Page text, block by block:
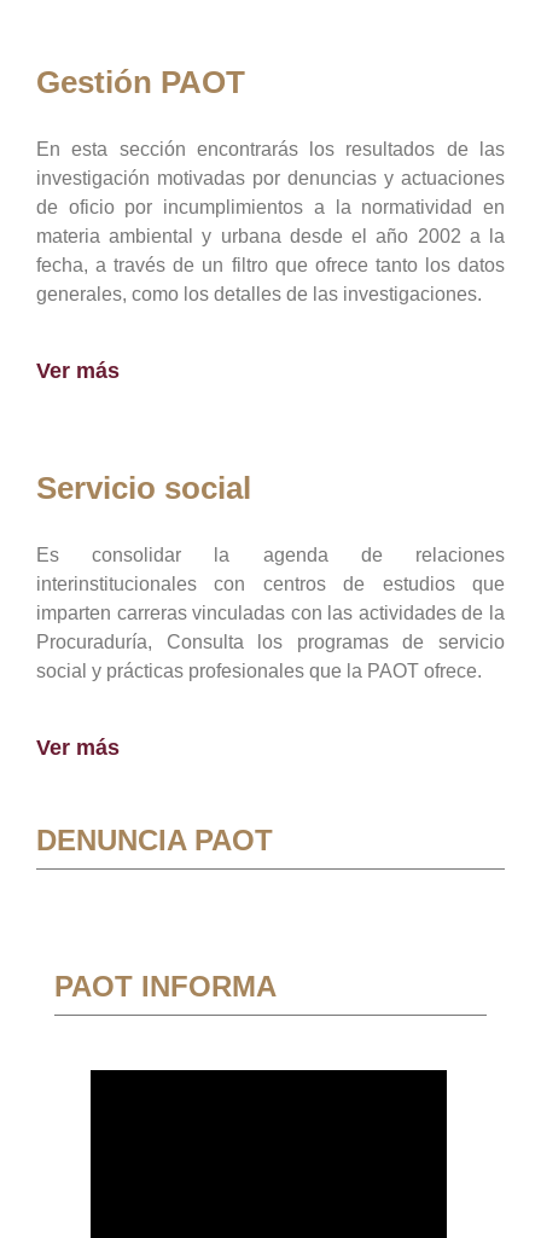
Gestión PAOT
En esta sección encontrarás los resultados de las
investigación motivadas por denuncias y actuaciones
de oficio por incumplimientos a la normatividad en
materia ambiental y urbana desde el año 2002 a la
fecha, a través de un filtro que ofrece tanto los datos
generales, como los detalles de las investigaciones.
Ver más
Servicio social
Es consolidar la agenda de relaciones
interinstitucionales con centros de estudios que
imparten carreras vinculadas con las actividades de la
Procuraduría, Consulta los programas de servicio
social y prácticas profesionales que la PAOT ofrece.
Ver más
DENUNCIA PAOT
PAOT INFORMA